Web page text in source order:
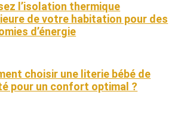
l’isolation thermique
de votre habitation pour des
d’énergie
choisir une literie bébé de
pour un confort optimal ?